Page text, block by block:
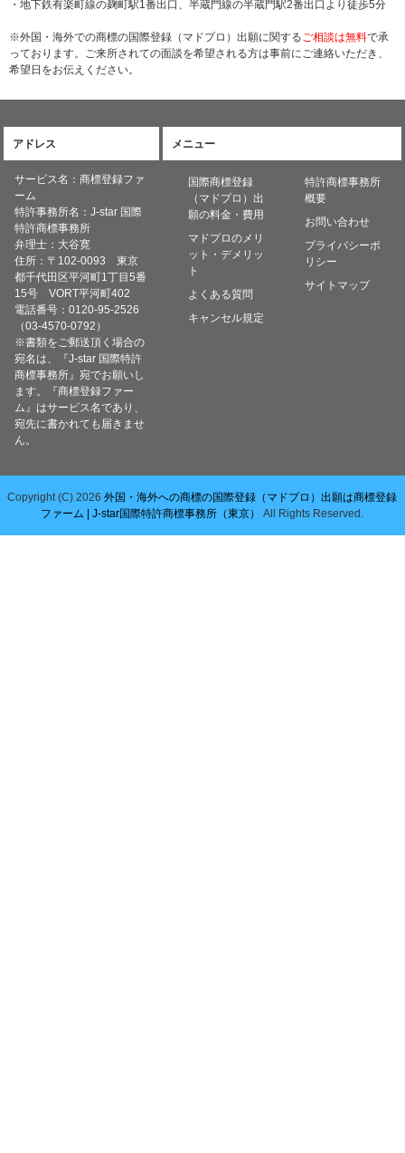
・地下鉄有楽町線の麹町駅1番出口、半蔵門線の半蔵門駅2番出口より徒歩5分
※外国・海外での商標の国際登録（マドプロ）出願に関するご相談は無料で承
っております。ご来所されての面談を希望される方は事前にご連絡いただき、
希望日をお伝えください。
アドレス
サービス名：商標登録ファ
ーム
特許事務所名：J-star 国際
特許商標事務所
弁理士：大谷寛
住所：〒102-0093 東京
都千代田区平河町1丁目5番
15号 VORT平河町402
電話番号：0120-95-2526
（03-4570-0792）
※書類をご郵送頂く場合の
宛名は、『J-star 国際特許
商標事務所』宛でお願いし
ます。『商標登録ファー
ム』はサービス名であり、
宛先に書かれても届きませ
ん。
メニュー
国際商標登録
（マドプロ）出
願の料金・費用
マドプロのメリ
ット・デメリッ
ト
よくある質問
キャンセル規定
特許商標事務所
概要
お問い合わせ
プライバシーポ
リシー
サイトマップ
Copyright (C) 2026外国・海外への商標の国際登録（マドプロ）出願は商標登録
ファーム | J-star国際特許商標事務所（東京）
All Rights Reserved.